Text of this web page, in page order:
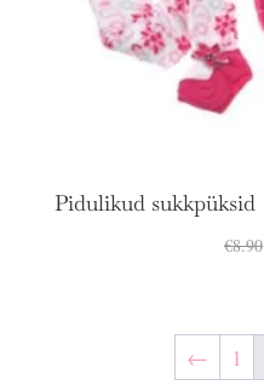
Pidulikud sukkpüksid
€8.90
← 1